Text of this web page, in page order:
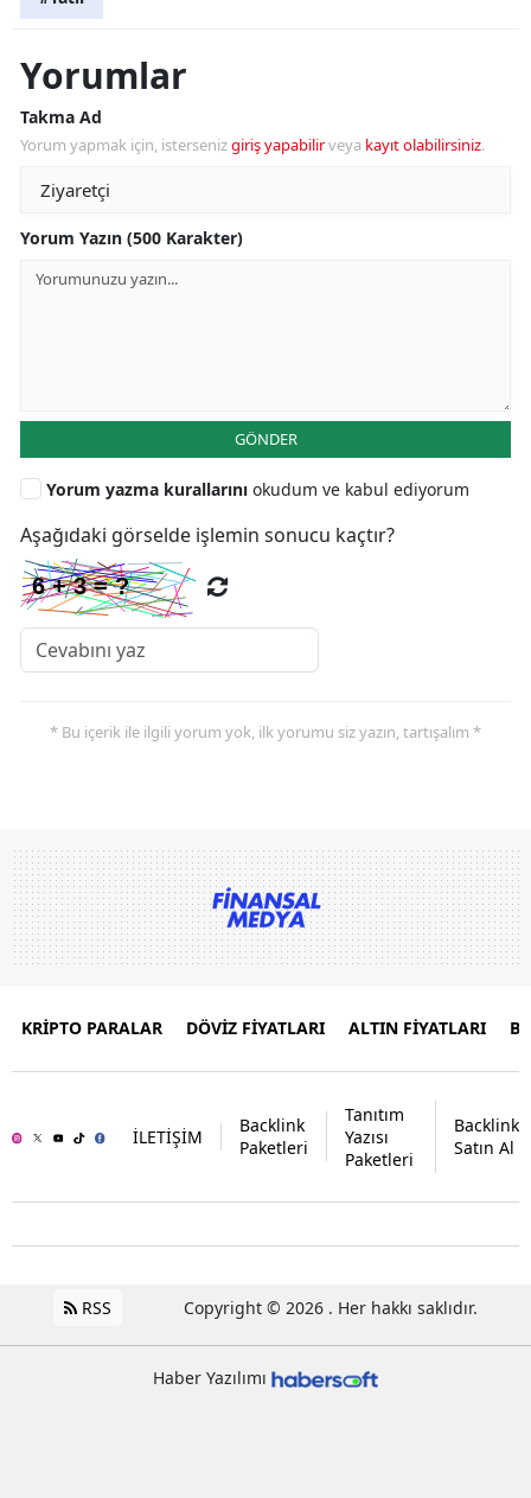
Yorumlar
Takma Ad
Yorum yapmak için, istersenizgiriş yapabilirveya kayıt olabilirsiniz.
Yorum Yazın (500 Karakter)
GÖNDER
Yorum yazma kurallarını okudum ve kabul ediyorum
Aşağıdaki görselde işlemin sonucu kaçtır?
* Bu içerik ile ilgili yorum yok, ilk yorumu siz yazın, tartışalım *
KRİPTO PARALAR DÖVİZ FİYATLARI ALTIN FİYATLARI
İLETİŞİM
Backlink
Paketleri
Tanıtım
Yazısı
Paketleri
Backlink
Satın Al
RSS Copyright © 2026 . Her hakkı saklıdır.
Haber Yazılımı